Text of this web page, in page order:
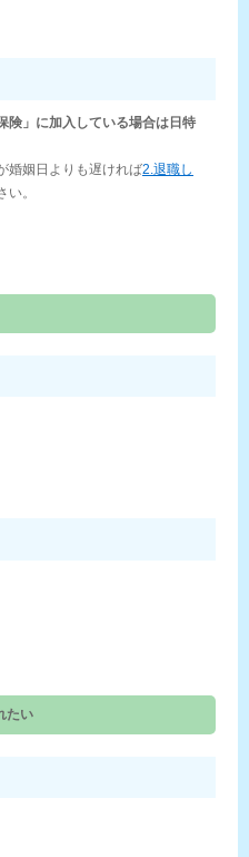
険」に加入している場合は日特
婚姻日よりも遅ければ2.退職し
い。
たい